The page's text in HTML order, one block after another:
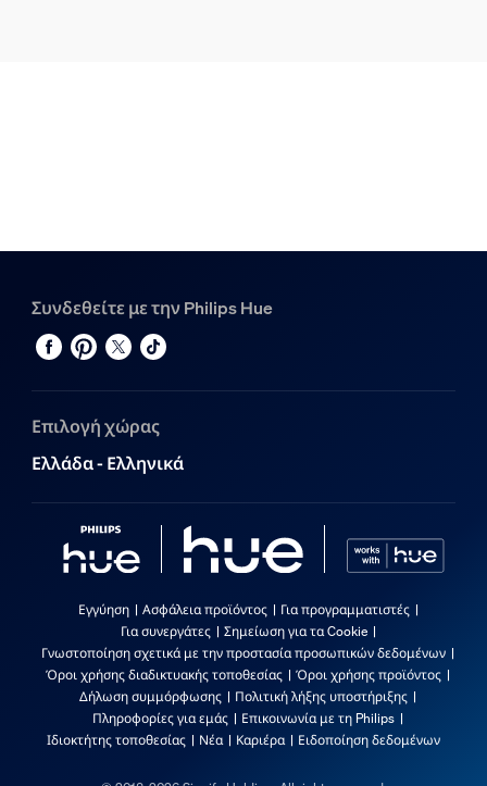
Συνδεθείτε με την Philips Hue
Επιλογή χώρας
Ελλάδα - Ελληνικά
Εγγύηση Ασφάλεια προϊόντος
Για προγραμματιστές
Για συνεργάτες
Σημείωση για τα Cookie
Γνωστοποίηση σχετικά με την προστασία προσωπικών δεδομένων
Όροι χρήσης διαδικτυακής τοποθεσίας
Όροι χρήσης προϊόντος
Δήλωση συμμόρφωσης
Πολιτική λήξης υποστήριξης
Πληροφορίες για εμάς
Επικοινωνία με τη Philips
Ιδιοκτήτης τοποθεσίας
Νέα Καριέρα Ειδοποίηση δεδομένων